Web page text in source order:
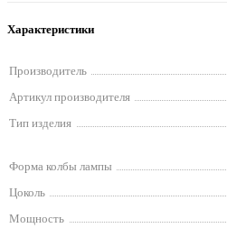
Характеристики
Производитель
Артикул производителя
Тип изделия
Форма колбы лампы
Цоколь
Мощность